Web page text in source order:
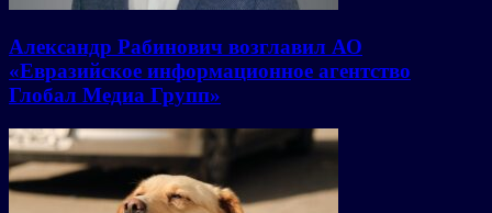
Александр Рабинович возглавил АО
«Евразийское информационное агентство
Глобал Медиа Групп»